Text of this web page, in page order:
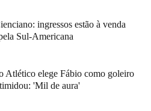
ingressos estão à venda
Sul-Americana
Atlético elege Fábio como goleiro
'Mil de aura'